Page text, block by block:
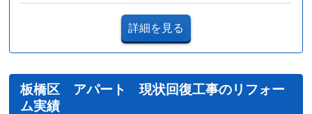
詳細を見る
板橋区 アパート 現状回復工事のリフォー
ム実績